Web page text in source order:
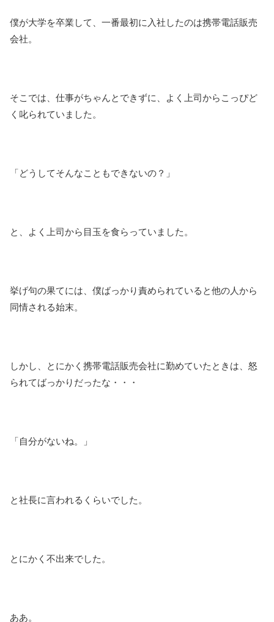
僕が大学を卒業して、一番最初に入社したのは携帯電話販売
会社。
そこでは、仕事がちゃんとできずに、よく上司からこっぴど
く叱られていました。
「どうしてそんなこともできないの？」
と、よく上司から目玉を食らっていました。
挙げ句の果てには、僕ばっかり責められていると他の人から
同情される始末。
しかし、とにかく携帯電話販売会社に勤めていたときは、怒
られてばっかりだったな・・・
「自分がないね。」
と社長に言われるくらいでした。
とにかく不出来でした。
ああ。